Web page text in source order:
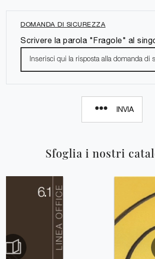
Sfoglia i nostri
DOMANDA DI SICUREZZA
Scrivere la parola "Fragole" al
INVIA